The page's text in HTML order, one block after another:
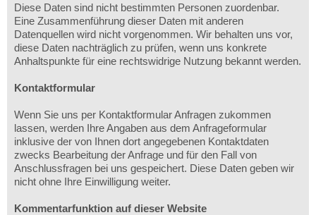
Diese Daten sind nicht bestimmten Personen zuordenbar.
Eine Zusammenführung dieser Daten mit anderen
Datenquellen wird nicht vorgenommen. Wir behalten uns vor,
diese Daten nachträglich zu prüfen, wenn uns konkrete
Anhaltspunkte für eine rechtswidrige Nutzung bekannt werden.
Kontaktformular
Wenn Sie uns per Kontaktformular Anfragen zukommen
lassen, werden Ihre Angaben aus dem Anfrageformular
inklusive der von Ihnen dort angegebenen Kontaktdaten
zwecks Bearbeitung der Anfrage und für den Fall von
Anschlussfragen bei uns gespeichert. Diese Daten geben wir
nicht ohne Ihre Einwilligung weiter.
Kommentarfunktion auf dieser Website